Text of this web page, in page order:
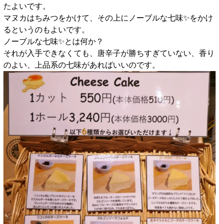
たよいです。
マヌカはちみつをかけて、その上にノーブルな七味✨️をかけ
るというのもよいです。
ノーブルな七味✨️とは何か？
それが入手できなくても、唐辛子が勝ちすぎていない、香り
のよい、上品系の七味があればいいのです。